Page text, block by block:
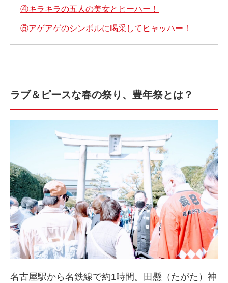
④キラキラの五人の美女とヒーハー！
⑤アゲアゲのシンボルに喝采してヒャッハー！
ラブ＆ピースな春の祭り、豊年祭とは？
名古屋駅から名鉄線で約1時間。田懸（たがた）神